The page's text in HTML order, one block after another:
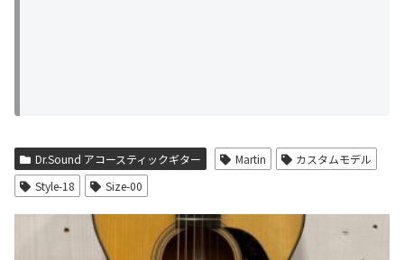
Dr.Sound アコースティックギター Martin
カスタムモデル
Style-18
Size-00